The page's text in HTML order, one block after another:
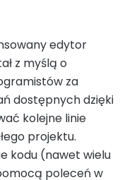
edytor
z myślą o
za
dostępnych dzięki
kolejne linie
projektu.
kodu (nawet wielu
poleceń w